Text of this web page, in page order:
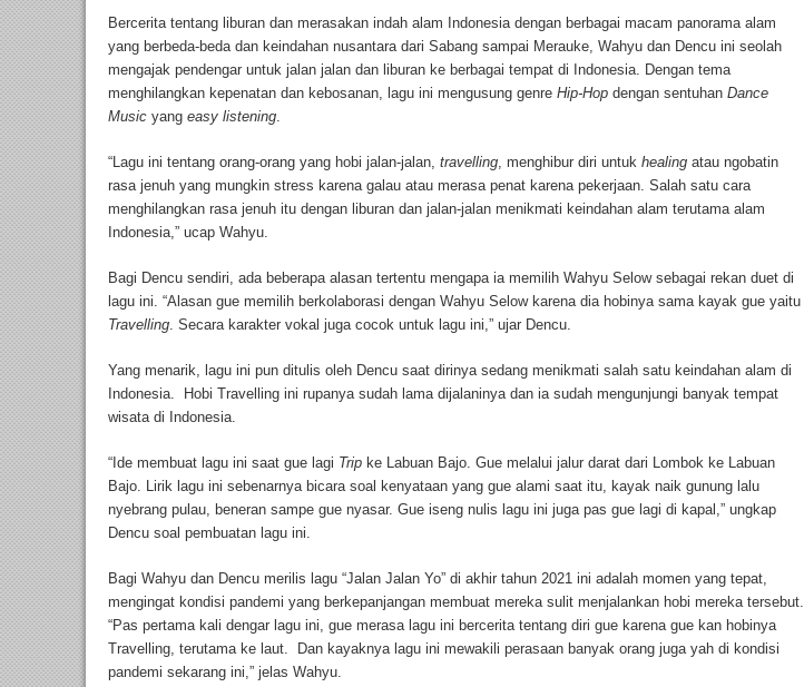
Bercerita tentang liburan dan merasakan indah alam Indonesia dengan berbagai macam panorama alam
yang berbeda-beda dan keindahan nusantara dari Sabang sampai Merauke, Wahyu dan Dencu ini seolah
mengajak pendengar untuk jalan jalan dan liburan ke berbagai tempat di Indonesia. Dengan tema
menghilangkan kepenatan dan kebosanan, lagu ini mengusung genre Hip-Hop dengan sentuhan Dance
Music yang easy listening.
“Lagu ini tentang orang-orang yang hobi jalan-jalan, travelling, menghibur diri untuk healing atau ngobatin
rasa jenuh yang mungkin stress karena galau atau merasa penat karena pekerjaan. Salah satu cara
menghilangkan rasa jenuh itu dengan liburan dan jalan-jalan menikmati keindahan alam terutama alam
Indonesia,” ucap Wahyu.
Bagi Dencu sendiri, ada beberapa alasan tertentu mengapa ia memilih Wahyu Selow sebagai rekan duet di
lagu ini. “Alasan gue memilih berkolaborasi dengan Wahyu Selow karena dia hobinya sama kayak gue yaitu
Travelling. Secara karakter vokal juga cocok untuk lagu ini,” ujar Dencu.
Yang menarik, lagu ini pun ditulis oleh Dencu saat dirinya sedang menikmati salah satu keindahan alam di
Indonesia. Hobi Travelling ini rupanya sudah lama dijalaninya dan ia sudah mengunjungi banyak tempat
wisata di Indonesia.
“Ide membuat lagu ini saat gue lagi Trip ke Labuan Bajo. Gue melalui jalur darat dari Lombok ke Labuan
Bajo. Lirik lagu ini sebenarnya bicara soal kenyataan yang gue alami saat itu, kayak naik gunung lalu
nyebrang pulau, beneran sampe gue nyasar. Gue iseng nulis lagu ini juga pas gue lagi di kapal,” ungkap
Dencu soal pembuatan lagu ini.
Bagi Wahyu dan Dencu merilis lagu “Jalan Jalan Yo” di akhir tahun 2021 ini adalah momen yang tepat,
mengingat kondisi pandemi yang berkepanjangan membuat mereka sulit menjalankan hobi mereka tersebut.
“Pas pertama kali dengar lagu ini, gue merasa lagu ini bercerita tentang diri gue karena gue kan hobinya
Travelling, terutama ke laut. Dan kayaknya lagu ini mewakili perasaan banyak orang juga yah di kondisi
pandemi sekarang ini,” jelas Wahyu.